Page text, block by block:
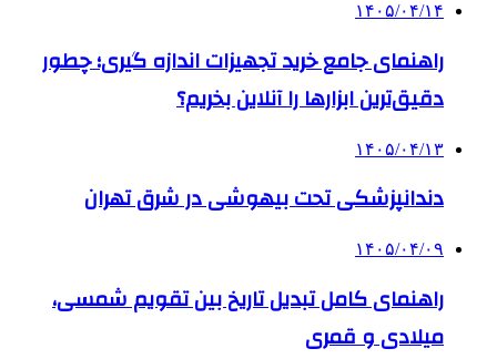
۱۴۰۵/۰۴/۱۴
راهنمای جامع خرید تجهیزات اندازه گیری؛ چطور
دقیق‌ترین ابزارها را آنلاین بخریم؟
۱۴۰۵/۰۴/۱۳
دندانپزشکی تحت بیهوشی در شرق تهران
۱۴۰۵/۰۴/۰۹
راهنمای کامل تبدیل تاریخ بین تقویم شمسی،
میلادی و قمری